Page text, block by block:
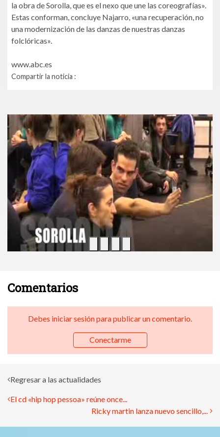
la obra de Sorolla, que es el nexo que une las coreografías».
Estas conforman, concluye Najarro, «una recuperación, no
una modernización de las danzas de nuestras danzas
folclóricas».
www.abc.es
Compartir la noticia :
Comentarios
Debes iniciar sesión para publicar un comentario.
Conectarme
Regresar a las actualidades
El cd «hip hop pessoa» reúne once...
Ricky martin lanza nuevo sencillo,...